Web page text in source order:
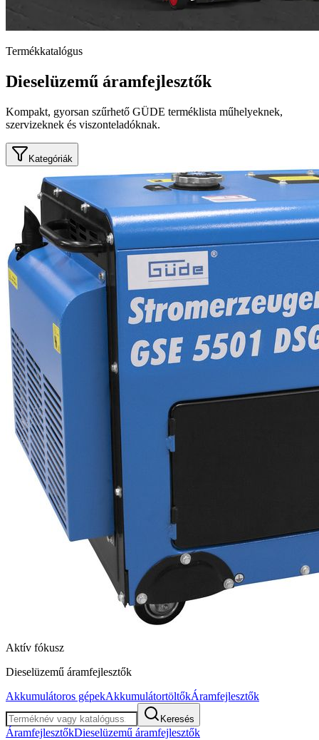
Termékkatalógus
Dieselüzemű áramfejlesztők
Kompakt, gyorsan szűrhető GÜDE terméklista műhelyeknek,
szervizeknek és viszonteladóknak.
Kategóriák
Aktív fókusz
Dieselüzemű áramfejlesztők
Akkumulátoros gépekAkkumulátortöltőkÁramfejlesztők
Keresés
ÁramfejlesztőkDieselüzemű áramfejlesztők